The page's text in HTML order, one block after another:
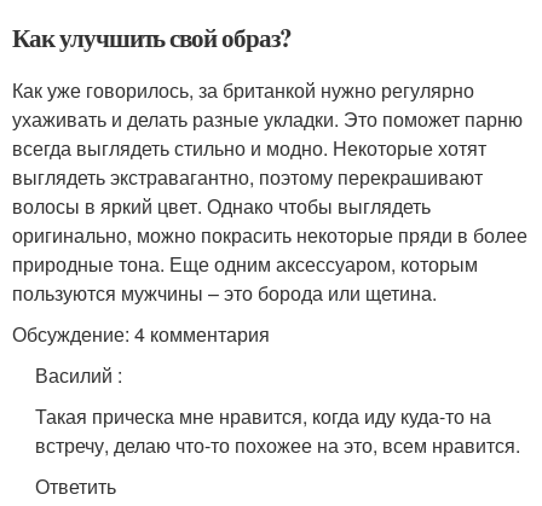
Как улучшить свой образ?
Как уже говорилось, за британкой нужно регулярно
ухаживать и делать разные укладки. Это поможет парню
всегда выглядеть стильно и модно. Некоторые хотят
выглядеть экстравагантно, поэтому перекрашивают
волосы в яркий цвет. Однако чтобы выглядеть
оригинально, можно покрасить некоторые пряди в более
природные тона. Еще одним аксессуаром, которым
пользуются мужчины – это борода или щетина.
Обсуждение: 4 комментария
Василий :
Такая прическа мне нравится, когда иду куда-то на
встречу, делаю что-то похожее на это, всем нравится.
Ответить